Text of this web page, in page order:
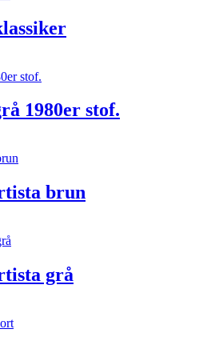
1980er stof.
brun
grå